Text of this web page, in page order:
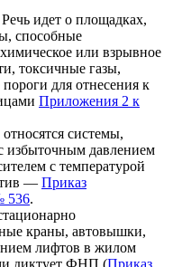
идет о площадках,
способные
или взрывное
токсичные газы,
для отнесения к
Приложения 2 к
системы,
избыточным давлением
с температурой
— Приказ
536.
краны, автовышки,
лифтов в жилом